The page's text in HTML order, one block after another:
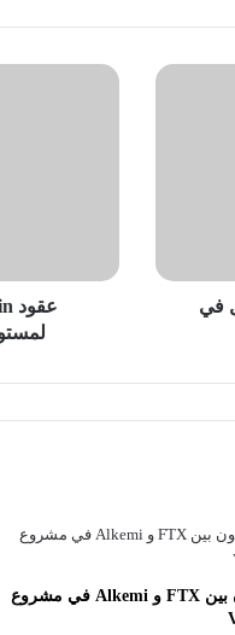
في
عقود
نشهدها
تعاون بين FTX و Alkemi في مشروع